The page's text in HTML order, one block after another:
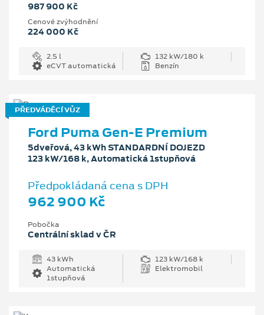
987 900 Kč
Cenové zvýhodnění
224 000 Kč
2.5 l
132 kW/180 k
eCVT automatická
Benzín
PŘEDVÁDĚCÍ VŮZ
Ford Puma Gen-E Premium
5dveřová, 43 kWh STANDARDNÍ DOJEZD
123 kW/168 k, Automatická 1stupňová
Předpokládaná cena s DPH
962 900 Kč
Pobočka
Centrální sklad v ČR
43 kWh
123 kW/168 k
Automatická
1stupňová
Elektromobil